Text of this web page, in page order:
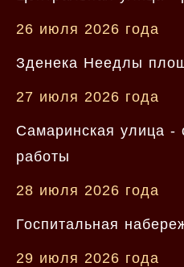
26 июля 2026 года
Зденека Неедлы
27 июля 2026 года
Самаринская улица -
работы
28 июля 2026 года
Госпитальная
29 июля 2026 года